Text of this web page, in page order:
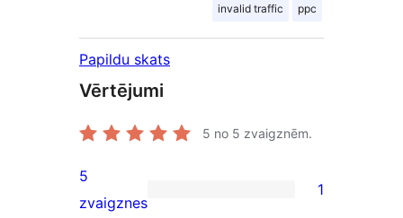
invalid traffic ppc
Papildu skats
Vērtējumi
5 no 5 zvaigznēm.
1
5
zvaigznes
1